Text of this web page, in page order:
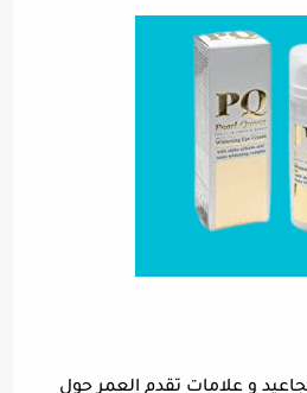
و علامات تقدم العمر حول